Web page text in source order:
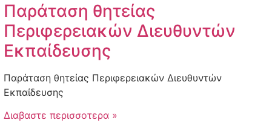
Παράταση θητείας
Περιφερειακών Διευθυντών
Εκπαίδευσης
Παράταση θητείας Περιφερειακών Διευθυντών
Εκπαίδευσης
Διαβαστε περισσοτερα »